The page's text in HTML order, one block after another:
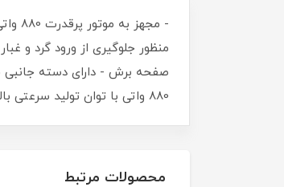
منظور جلوگیری از ورود گرد و
صفحه برش - دارای دسته
880 واتی با توان تولید سرعتی بالغ بر 11000 دور در دقیقه- استفاده از بهترین مواد اولیه در ساخت
محصولات مرتبط